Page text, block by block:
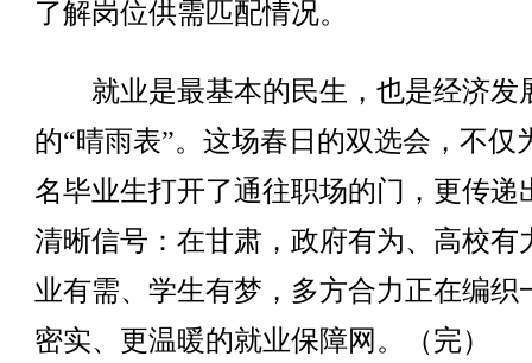
了解岗位供需匹配情况。
就业是最基本的民生，也是经济发
的“晴雨表”。这场春日的双选会，不仅
名毕业生打开了通往职场的门，更传递
清晰信号：在甘肃，政府有为、高校有
业有需、学生有梦，多方合力正在编织
密实、更温暖的就业保障网。（完）